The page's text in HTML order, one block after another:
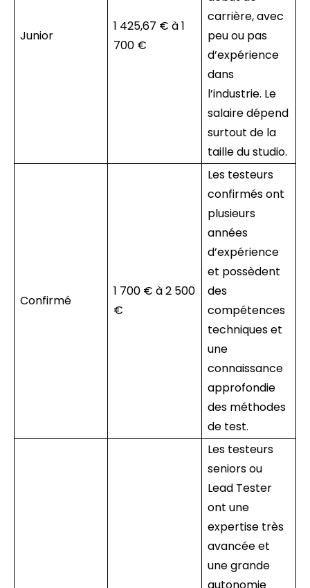
Junior
1 425,67 € à 1
700 €
carrière, avec
peu ou pas
d’expérience
dans
l’industrie. Le
salaire dépend
surtout de la
taille du studio.
Confirmé
1 700 € à 2 500
€
Les testeurs
confirmés ont
plusieurs
années
d’expérience
et possèdent
des
compétences
techniques et
une
connaissance
approfondie
des méthodes
de test.
Les testeurs
seniors ou
Lead Tester
ont une
expertise très
avancée et
une grande